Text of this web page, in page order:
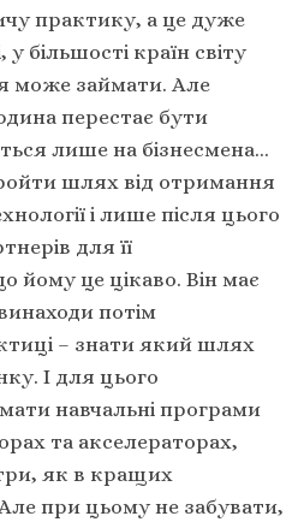
практику, а це дуже
більшості країн світу
може займати. Але
перестає бути
лише на бізнесмена…
шлях від отримання
і лише після цього
для її
йому це цікаво. Він має
потім
– знати який шлях
І для цього
навчальні програми
та акселераторах,
як в кращих
Але при цьому не забувати,